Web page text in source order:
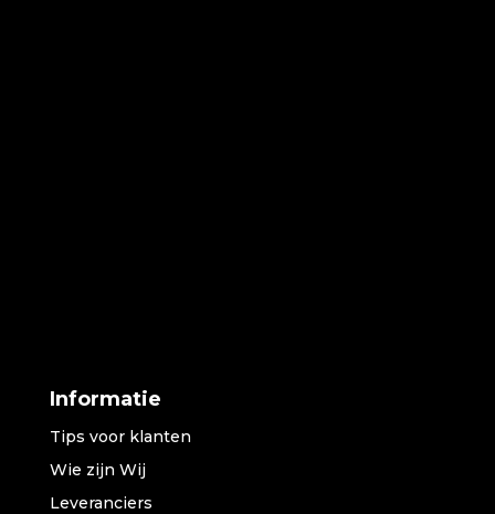
Informatie
Tips voor klanten
Wie zijn Wij
Leveranciers